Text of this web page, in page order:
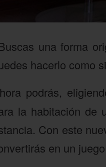
una forma
hacerlo como
podrás,
la habitación de
Con este
en un